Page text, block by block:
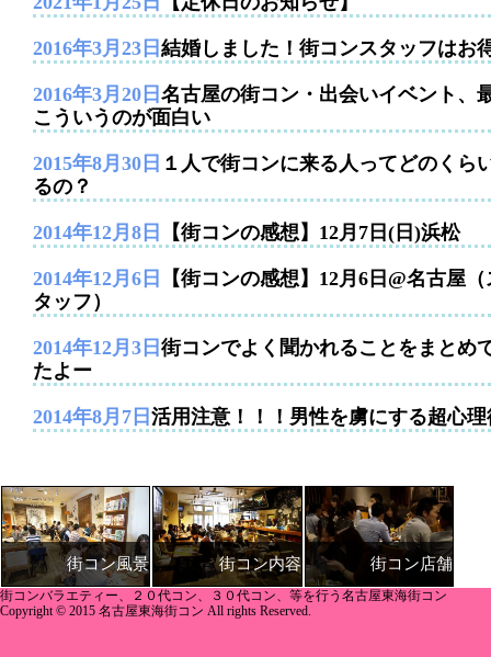
2016年3月23日 結婚しました！街コンスタッフはお
2016年3月20日 名古屋の街コン・出会いイベント、
こういうのが面白い
2015年8月30日 １人で街コンに来る人ってどのくら
るの？
2014年12月8日 【街コンの感想】12月7日(日)浜松
2014年12月6日
【街コンの感想】12月6日@名古屋（
タッフ）
2014年12月3日 街コンでよく聞かれることをまとめ
たよー
2014年8月7日 活用注意！！！男性を虜にする超心理
街コン風景 街コン内容 街コン店舗
街コンバラエティー、２０代コン、３０代コン、等を行う名古屋東海街コン
Copyright © 2015 名古屋東海街コン All rights Reserved.